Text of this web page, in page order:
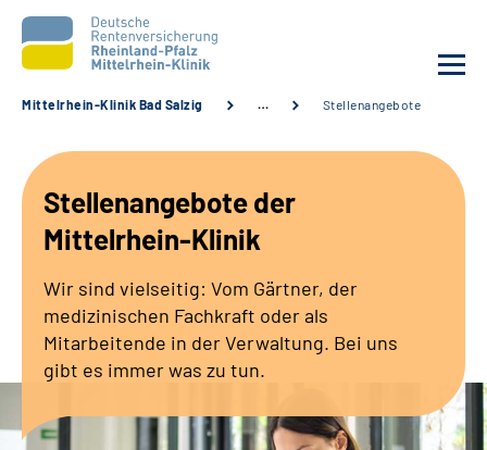
Unsere Angebote
Karriere
Zuweisende &
Mittelrhein-Klinik Bad Salzig … Stellenangebote
Stellenangebote der
Mittelrhein-Klinik
Wir sind vielseitig: Vom Gärtner, der
medizinischen Fachkraft oder als
Mitarbeitende in der Verwaltung. Bei uns
gibt es immer was zu tun.